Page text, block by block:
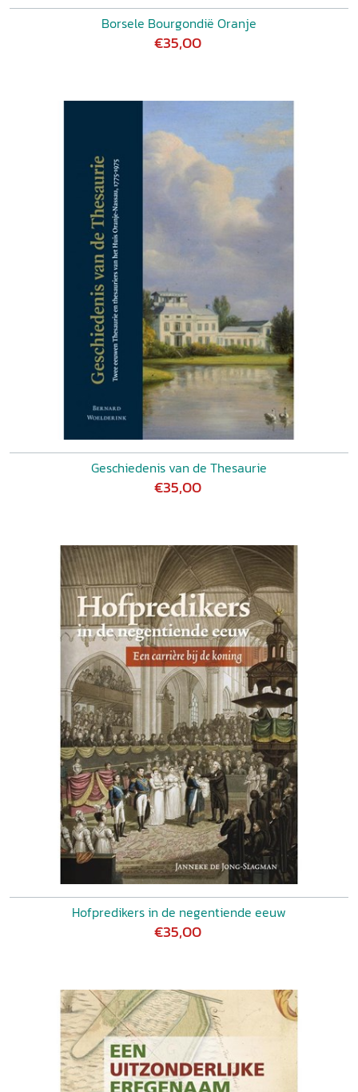
Borsele Bourgondië Oranje
€35,00
Geschiedenis van de Thesaurie
€35,00
Hofpredikers in de negentiende eeuw
€35,00